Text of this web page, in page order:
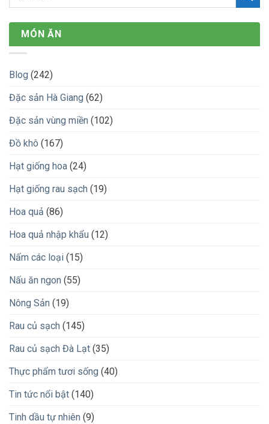
MÓN ĂN
Blog (242)
Đặc sản Hà Giang (62)
Đặc sản vùng miền (102)
Đồ khô (167)
Hạt giống hoa (24)
Hạt giống rau sạch (19)
Hoa quả (86)
Hoa quả nhập khẩu (12)
Nấm các loại (15)
Nấu ăn ngon (55)
Nông Sản (19)
Rau củ sạch (145)
Rau củ sạch Đà Lạt (35)
Thực phẩm tươi sống (40)
Tin tức nổi bật (140)
Tinh dầu tự nhiên (9)